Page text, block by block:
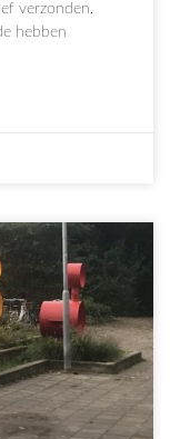
verzonden.
hebben